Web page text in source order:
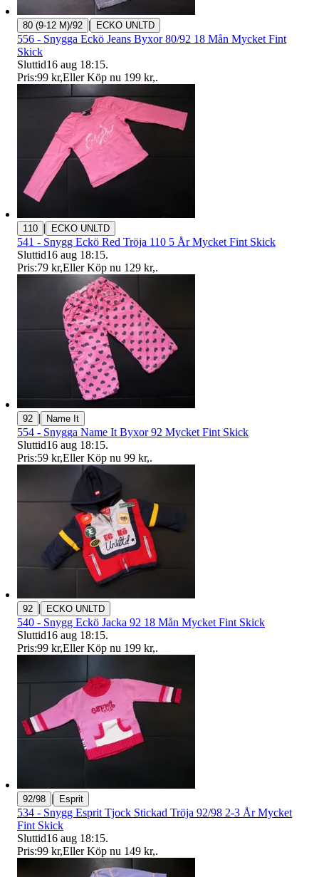
80 (9-12 M)/92 | ECKO UNLTD
556 - Snygga Eckö Jeans Byxor 80/92 18 Mån Mycket Fint
Skick
Sluttid16 aug 18:15.
Pris:99 kr,Eller Köp nu 199 kr,.
110 | ECKO UNLTD
541 - Snygg Eckö Red Tröja 110 5 År Mycket Fint Skick
Sluttid16 aug 18:15.
Pris:79 kr,Eller Köp nu 129 kr,.
92 | Name It
554 - Snygga Name It Byxor 92 Mycket Fint Skick
Sluttid16 aug 18:15.
Pris:59 kr,Eller Köp nu 99 kr,.
92 | ECKO UNLTD
540 - Snygg Eckö Jacka 92 18 Mån Mycket Fint Skick
Sluttid16 aug 18:15.
Pris:99 kr,Eller Köp nu 199 kr,.
92/98 | Esprit
534 - Snygg Esprit Tjock Stickad Tröja 92/98 2-3 År Mycket
Fint Skick
Sluttid16 aug 18:15.
Pris:99 kr,Eller Köp nu 149 kr,.